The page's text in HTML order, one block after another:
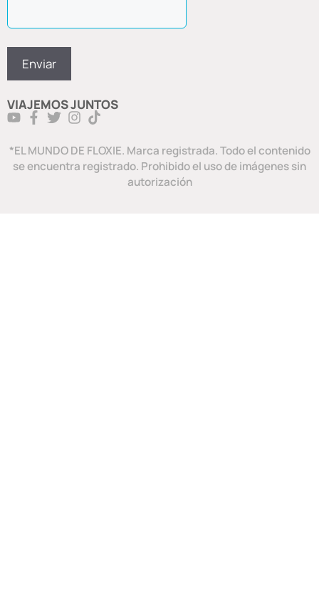
VIAJEMOS JUNTOS
*EL MUNDO DE FLOXIE. Marca registrada. Todo el contenido
se encuentra registrado. Prohibido el uso de imágenes sin
autorización